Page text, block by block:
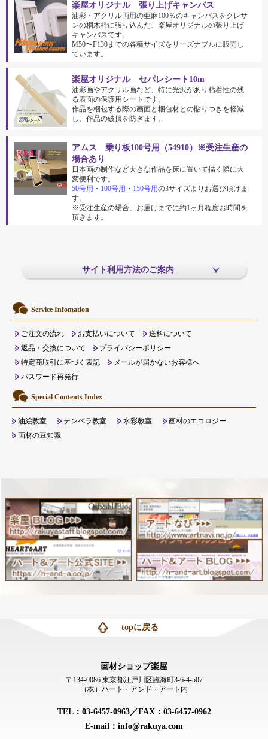
楽屋オリジナル 張り上げキャンバス
油彩・アクリル両用の亜麻100％のキャンバスをクレサ
ンの桐木枠に張り込んだ、楽屋オリジナルの張り上げ
キャンバスです。
M50〜F130までの各種サイズをリーズナブルに販売し
ています。
楽屋オリジナル セパレシート10m
油彩画やアクリル画など、特に光沢があり粘着性の残
る表面の保護用シートです。
作品を梱包する際の画面と梱包材との貼りつきを軽減
し、作品の破損を防ぎます。
アムス 乗り板100号用（54910）※受注生産の
場合あり
日本画の制作など大きな作品を床に置いて描く際に大
変便利です。
50号用 ・ 100号用 ・ 150号用の3サイズよりお選び頂けま
す。
※受注生産の場合、お届けまでに約1ヶ月程度お時間を
頂きます。
サイト利用方法のご案内
Service Infomation
ご注文の流れ お支払いについて
送料について
返品・交換について
プライバシーポリシー
特定商取引に基づく表記
メールが届かないお客様へ
パスワード再発行
Special Contents Index
油絵教室 テンペラ教室 水彩教室
画材のエコロジー
画材の豆知識
topに戻る
画材ショップ楽屋
〒134-0086 東京都江戸川区臨海町3-6-4-507
（株）ハート・アンド・アート内
TEL：03-6457-0963／FAX：03-6457-0962
E-mail：info@rakuya.com